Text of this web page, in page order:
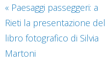
« Paesaggi passeggeri: a
Rieti la presentazione del
libro fotografico di Silvia
Martoni